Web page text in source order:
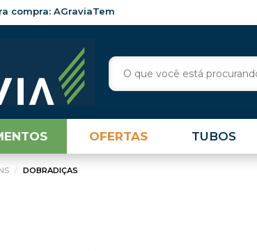
compra: AGraviaTem
OFERTAS TUBOS
DOBRADIÇAS